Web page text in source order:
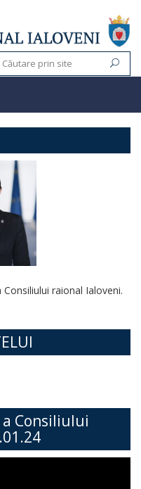
raional Ialoveni.
Consiliului